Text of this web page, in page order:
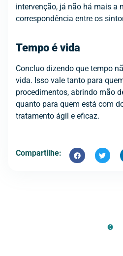
intervenção, já não há mais a
correspondência entre os
Tempo é vida
Concluo dizendo que tempo
vida. Isso vale tanto para
procedimentos, abrindo mão
quanto para quem está com
tratamento ágil e eficaz.
Compartilhe: